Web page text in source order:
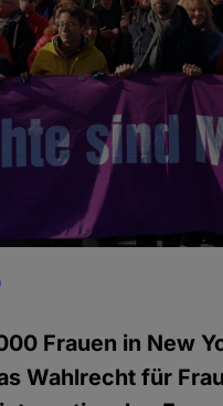
Frauen in New
Wahlrecht für